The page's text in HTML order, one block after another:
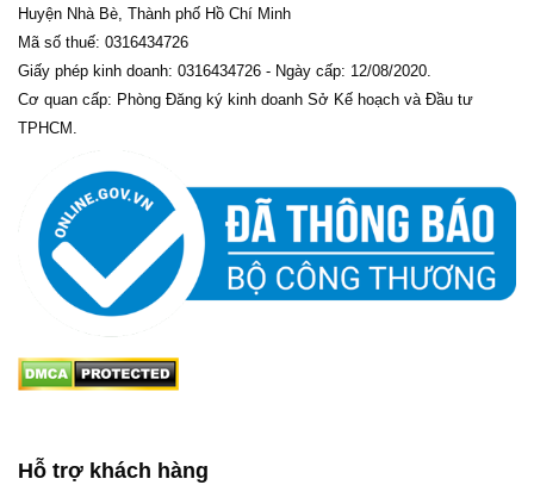
Huyện Nhà Bè, Thành phố Hồ Chí Minh
Mã số thuế: 0316434726
Giấy phép kinh doanh: 0316434726 - Ngày cấp: 12/08/2020.
Cơ quan cấp: Phòng Đăng ký kinh doanh Sở Kế hoạch và Đầu tư
TPHCM.
Hỗ trợ khách hàng